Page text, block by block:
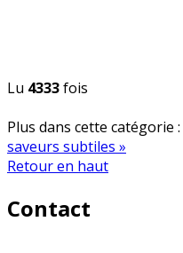
Lu 4333fois
Plus dans cette catégorie :
saveurs subtiles »
Retour en haut
Contact